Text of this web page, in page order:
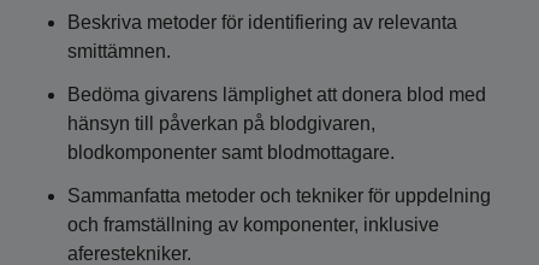
Beskriva metoder för identifiering av relevanta
smittämnen.
Bedöma givarens lämplighet att donera blod med
hänsyn till påverkan på blodgivaren,
blodkomponenter samt blodmottagare.
Sammanfatta metoder och tekniker för uppdelning
och framställning av komponenter, inklusive
aferestekniker.